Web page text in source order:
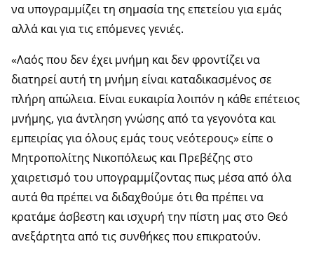
να υπογραμμίζει τη σημασία της επετείου για εμάς
αλλά και για τις επόμενες γενιές.
«Λαός που δεν έχει μνήμη και δεν φροντίζει να
διατηρεί αυτή τη μνήμη είναι καταδικασμένος σε
πλήρη απώλεια. Είναι ευκαιρία λοιπόν η κάθε επέτειος
μνήμης, για άντληση γνώσης από τα γεγονότα και
εμπειρίας για όλους εμάς τους νεότερους» είπε ο
Μητροπολίτης Νικοπόλεως και Πρεβέζης στο
χαιρετισμό του υπογραμμίζοντας πως μέσα από όλα
αυτά θα πρέπει να διδαχθούμε ότι θα πρέπει να
κρατάμε άσβεστη και ισχυρή την πίστη μας στο Θεό
ανεξάρτητα από τις συνθήκες που επικρατούν.